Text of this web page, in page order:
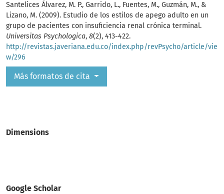
Santelices Álvarez, M. P., Garrido, L., Fuentes, M., Guzmán, M., &
Lizano, M. (2009). Estudio de los estilos de apego adulto en un
grupo de pacientes con insuficiencia renal crónica terminal.
Universitas Psychologica, 8(2), 413-422.
http://revistas.javeriana.edu.co/index.php/revPsycho/article/vie
w/296
Más formatos de cita
Dimensions
Google Scholar